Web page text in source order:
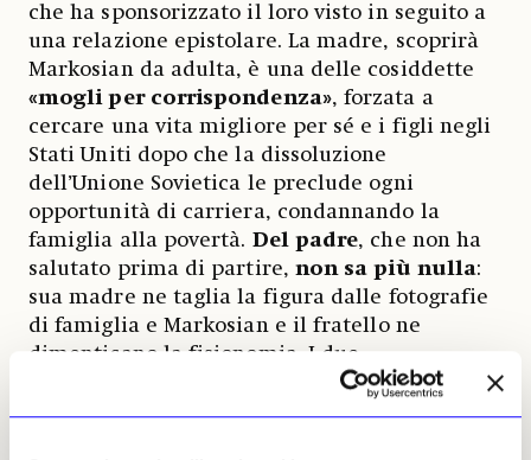
che ha sponsorizzato il loro visto in seguito a
una relazione epistolare. La madre, scoprirà
Markosian da adulta, è una delle cosiddette
«mogli per corrispondenza», forzata a
cercare una vita migliore per sé e i figli negli
Stati Uniti dopo che la dissoluzione
dell’Unione Sovietica le preclude ogni
opportunità di carriera, condannando la
famiglia alla povertà. Del padre, che non ha
salutato prima di partire, non sa più nulla:
sua madre ne taglia la figura dalle fotografie
di famiglia e Markosian e il fratello ne
dimenticano la fisionomia. I due
impiegheranno quasi vent’anni prima di
tornare a Mosca, la loro città natale, e poi in